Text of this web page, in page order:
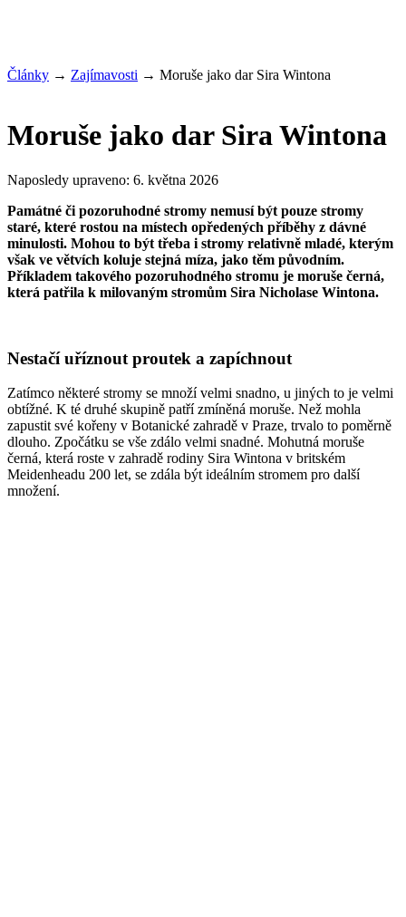
Články → Zajímavosti → Moruše jako dar Sira Wintona
Moruše jako dar Sira Wintona
Naposledy upraveno: 6. května 2026
Památné či pozoruhodné stromy nemusí být pouze stromy
staré, které rostou na místech opředených příběhy z dávné
minulosti. Mohou to být třeba i stromy relativně mladé, kterým
však ve větvích koluje stejná míza, jako těm původním.
Příkladem takového pozoruhodného stromu je moruše černá,
která patřila k milovaným stromům Sira Nicholase Wintona.
Nestačí uříznout proutek a zapíchnout
Zatímco některé stromy se množí velmi snadno, u jiných to je velmi
obtížné. K té druhé skupině patří zmíněná moruše. Než mohla
zapustit své kořeny v Botanické zahradě v Praze, trvalo to poměrně
dlouho. Zpočátku se vše zdálo velmi snadné. Mohutná moruše
černá, která roste v zahradě rodiny Sira Wintona v britském
Meidenheadu 200 let, se zdála být ideálním stromem pro další
množení.